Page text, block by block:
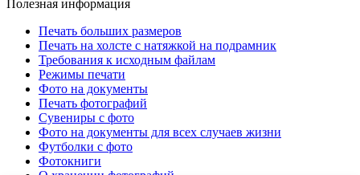
Полезная информация
Печать больших размеров
Печать на холсте c натяжкой на подрамник
Требования к исходным файлам
Режимы печати
Фото на документы
Печать фотографий
Сувениры с фото
Фото на документы для всех случаев жизни
Футболки с фото
Фотокниги